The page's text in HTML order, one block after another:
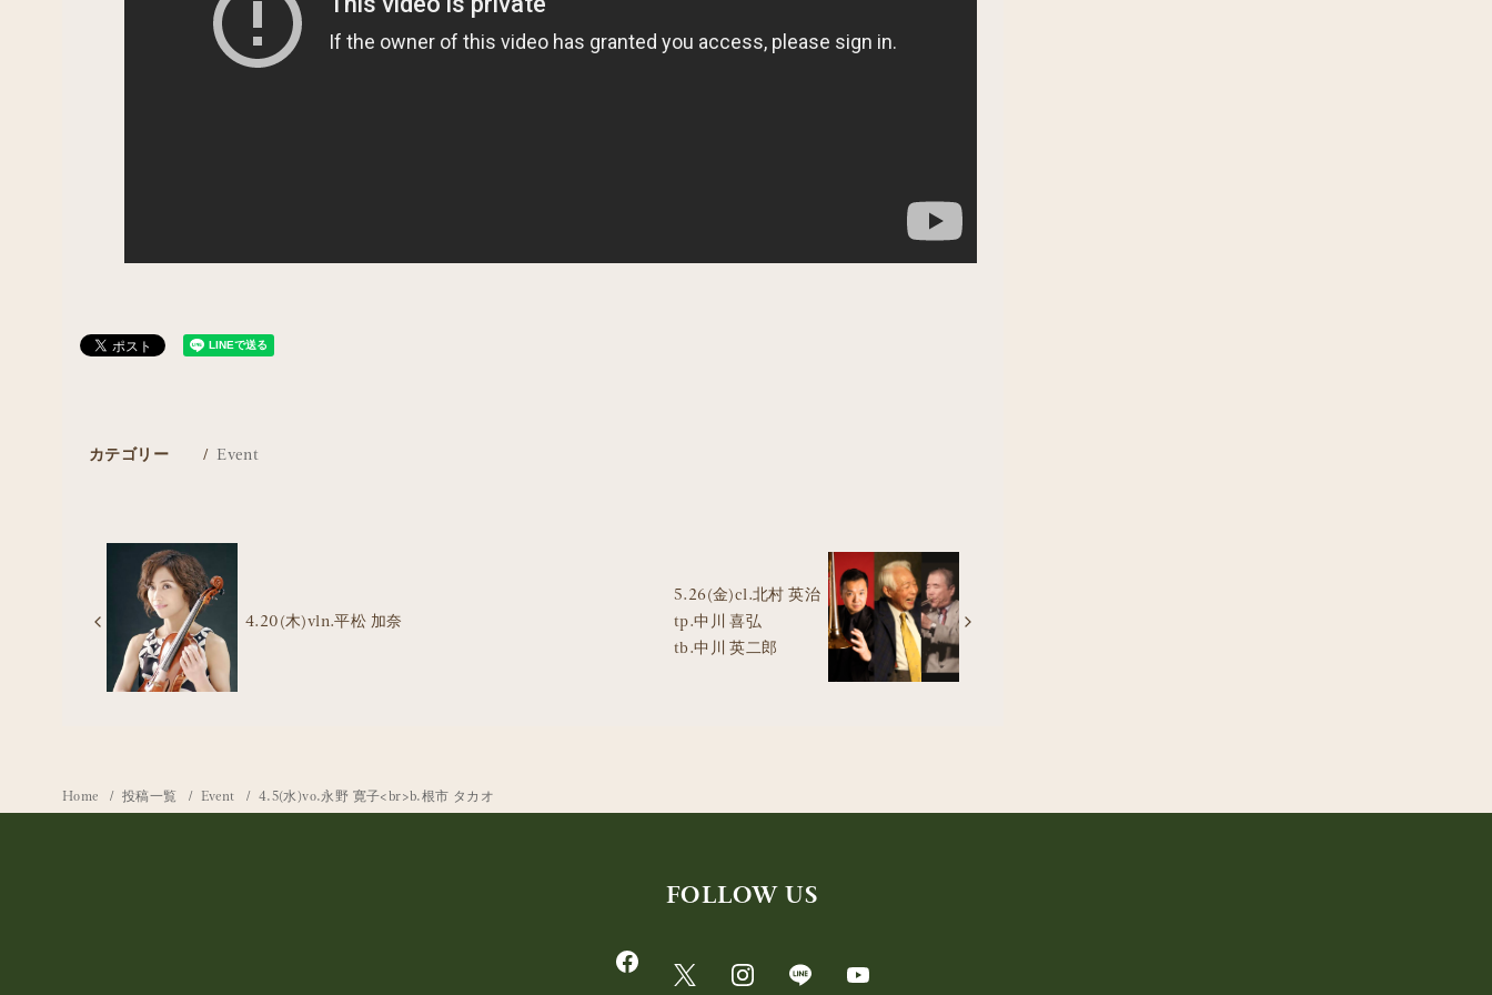
カテゴリー Event
4.20(木)vln.平松 加奈
5.26(金)cl.北村 英治
tp.中川 喜弘
tb.中川 英二郎
Home 投稿一覧 Event 4.5(水)vo.永野 寛子<br>b.根市 タカオ
FOLLOW US